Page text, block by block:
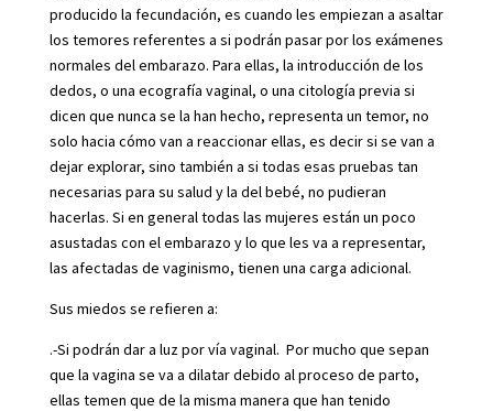
producido la fecundación, es cuando les empiezan a asaltar
los temores referentes a si podrán pasar por los exámenes
normales del embarazo. Para ellas, la introducción de los
dedos, o una ecografía vaginal, o una citología previa si
dicen que nunca se la han hecho, representa un temor, no
solo hacia cómo van a reaccionar ellas, es decir si se van a
dejar explorar, sino también a si todas esas pruebas tan
necesarias para su salud y la del bebé, no pudieran
hacerlas. Si en general todas las mujeres están un poco
asustadas con el embarazo y lo que les va a representar,
las afectadas de vaginismo, tienen una carga adicional.
Sus miedos se refieren a:
.-Si podrán dar a luz por vía vaginal. Por mucho que sepan
que la vagina se va a dilatar debido al proceso de parto,
ellas temen que de la misma manera que han tenido